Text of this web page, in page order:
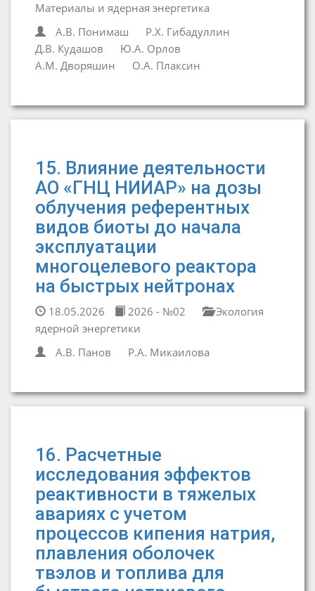
Материалы и ядерная энергетика
А.В. Понимаш
Р.Х. Гибадуллин
Д.В. Кудашов
Ю.А. Орлов
А.М. Дворяшин
О.А. Плаксин
15. Влияние деятельности
АО «ГНЦ НИИАР» на дозы
облучения референтных
видов биоты до начала
эксплуатации
многоцелевого реактора
на быстрых нейтронах
18.05.2026 2026 - №02
Экология
ядерной энергетики
А.В. Панов
Р.А. Микаилова
16. Расчетные
исследования эффектов
реактивности в тяжелых
авариях с учетом
процессов кипения натрия,
плавления оболочек
твэлов и топлива для